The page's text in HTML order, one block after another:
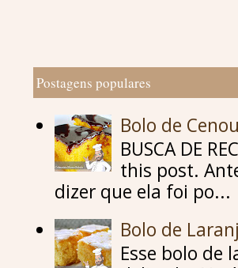
Postagens populares
Bolo de
BUSCA DE
this post.
dizer que ela foi po...
Bolo de
Esse bolo de